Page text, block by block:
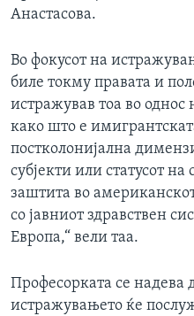
Анастасова.
Во фокусот на
биле токму правата и
истражував тоа во
како што е
постколонијална
субјекти или статусот
заштита во
со јавниот здравствен
Европа,“ вели таа.
Професорката се надева
истражувањето ќе